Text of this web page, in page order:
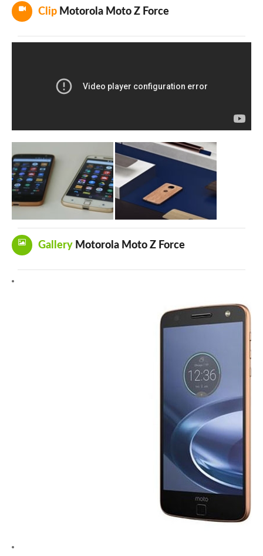
Clip Motorola Moto Z Force
Gallery Motorola Moto Z Force